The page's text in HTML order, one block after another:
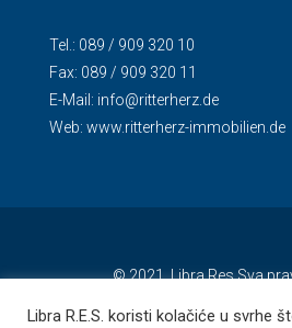
Tel.: 089 / 909 320 10
Fax: 089 / 909 320 11
E-Mail: info@ritterherz.de
Web: www.ritterherz-immobilien.de
© 2021. Libra Res Sva
Libra R.E.S. koristi kolačiće u svrhe